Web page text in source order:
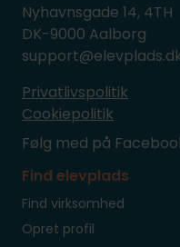
Nyhavnsgade 14, 4TH
DK-9000 Aalborg
Privatlivspolitik
Cookiepolitik
Følg med på
Find elevplads
Find virksomhed
Opret profil